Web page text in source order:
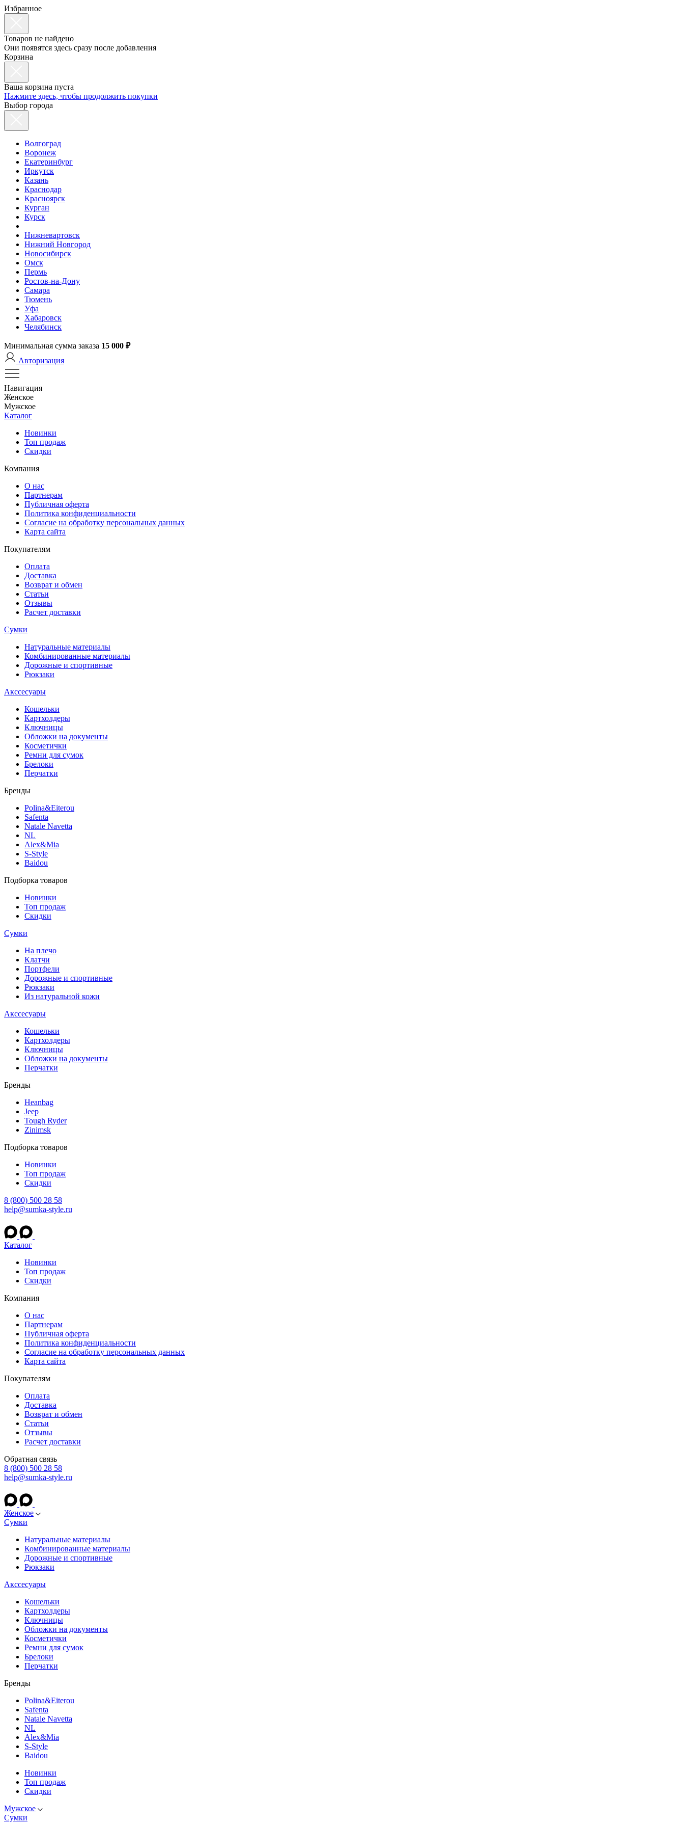
Избранное
Товаров не найдено
Они появятся здесь сразу после добавления
Корзина
Ваша корзина пуста
Нажмите здесь, чтобы продолжить покупки
Выбор города
Волгоград
Воронеж
Екатеринбург
Иркутск
Казань
Краснодар
Красноярск
Курган
Курск
Нижневартовск
Нижний Новгород
Новосибирск
Омск
Пермь
Ростов-на-Дону
Самара
Тюмень
Уфа
Хабаровск
Челябинск
Минимальная сумма заказа 15 000 ₽
Авторизация
Навигация
Женское
Мужское
Каталог
Новинки
Топ продаж
Скидки
Компания
О нас
Партнерам
Публичная оферта
Политика конфиденциальности
Согласие на обработку персональных данных
Карта сайта
Покупателям
Оплата
Доставка
Возврат и обмен
Статьи
Отзывы
Расчет доставки
Сумки
Натуральные материалы
Комбинированные материалы
Дорожные и спортивные
Рюкзаки
Акссесуары
Кошельки
Картхолдеры
Ключницы
Обложки на документы
Косметички
Ремни для сумок
Брелоки
Перчатки
Бренды
Polina&Eiterou
Safenta
Natale Navetta
NL
Alex&Mia
S-Style
Baidou
Подборка товаров
Новинки
Топ продаж
Скидки
Сумки
На плечо
Клатчи
Портфели
Дорожные и спортивные
Рюкзаки
Из натуральной кожи
Акссесуары
Кошельки
Картхолдеры
Ключницы
Обложки на документы
Перчатки
Бренды
Heanbag
Jeep
Tough Ryder
Zinimsk
Подборка товаров
Новинки
Топ продаж
Скидки
8 (800) 500 28 58
help@sumka-style.ru
Каталог
Новинки
Топ продаж
Скидки
Компания
О нас
Партнерам
Публичная оферта
Политика конфиденциальности
Согласие на обработку персональных данных
Карта сайта
Покупателям
Оплата
Доставка
Возврат и обмен
Статьи
Отзывы
Расчет доставки
Обратная связь
8 (800) 500 28 58
help@sumka-style.ru
Женское
Сумки
Натуральные материалы
Комбинированные материалы
Дорожные и спортивные
Рюкзаки
Акссесуары
Кошельки
Картхолдеры
Ключницы
Обложки на документы
Косметички
Ремни для сумок
Брелоки
Перчатки
Бренды
Polina&Eiterou
Safenta
Natale Navetta
NL
Alex&Mia
S-Style
Baidou
Новинки
Топ продаж
Скидки
Мужское
Сумки